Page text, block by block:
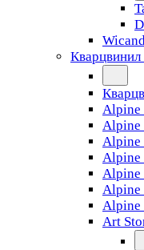
Кварцвинил
Alpine
Alpine
Alpine
Alpine
Alpine
Alpine
Alpine
Art